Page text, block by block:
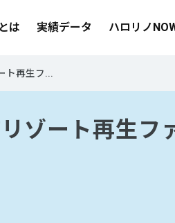
は 実績データ ハロリノ
ト再生フ...
リゾート再生フ